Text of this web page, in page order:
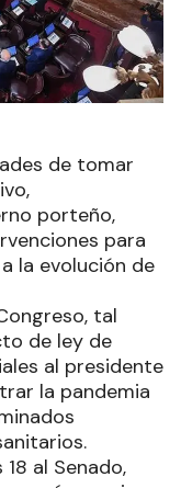
de tomar
porteño,
para
la evolución de
tal
de ley de
al presidente
la pandemia
al Senado,